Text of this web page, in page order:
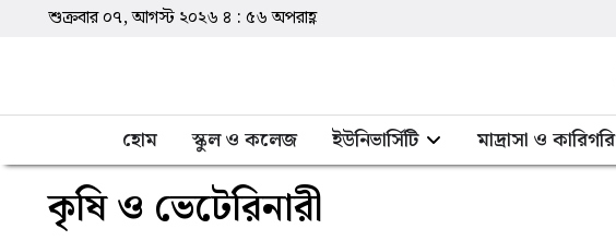
শুক্রবার ০৭, আগস্ট ২০২৬ ৪ : ৫৬ অপরাহ্ণ
হোম স্কুল ও কলেজ ইউনিভার্সিটি মাদ্রাসা ও কারিগরি
কৃষি ও ভেটেরিনারী